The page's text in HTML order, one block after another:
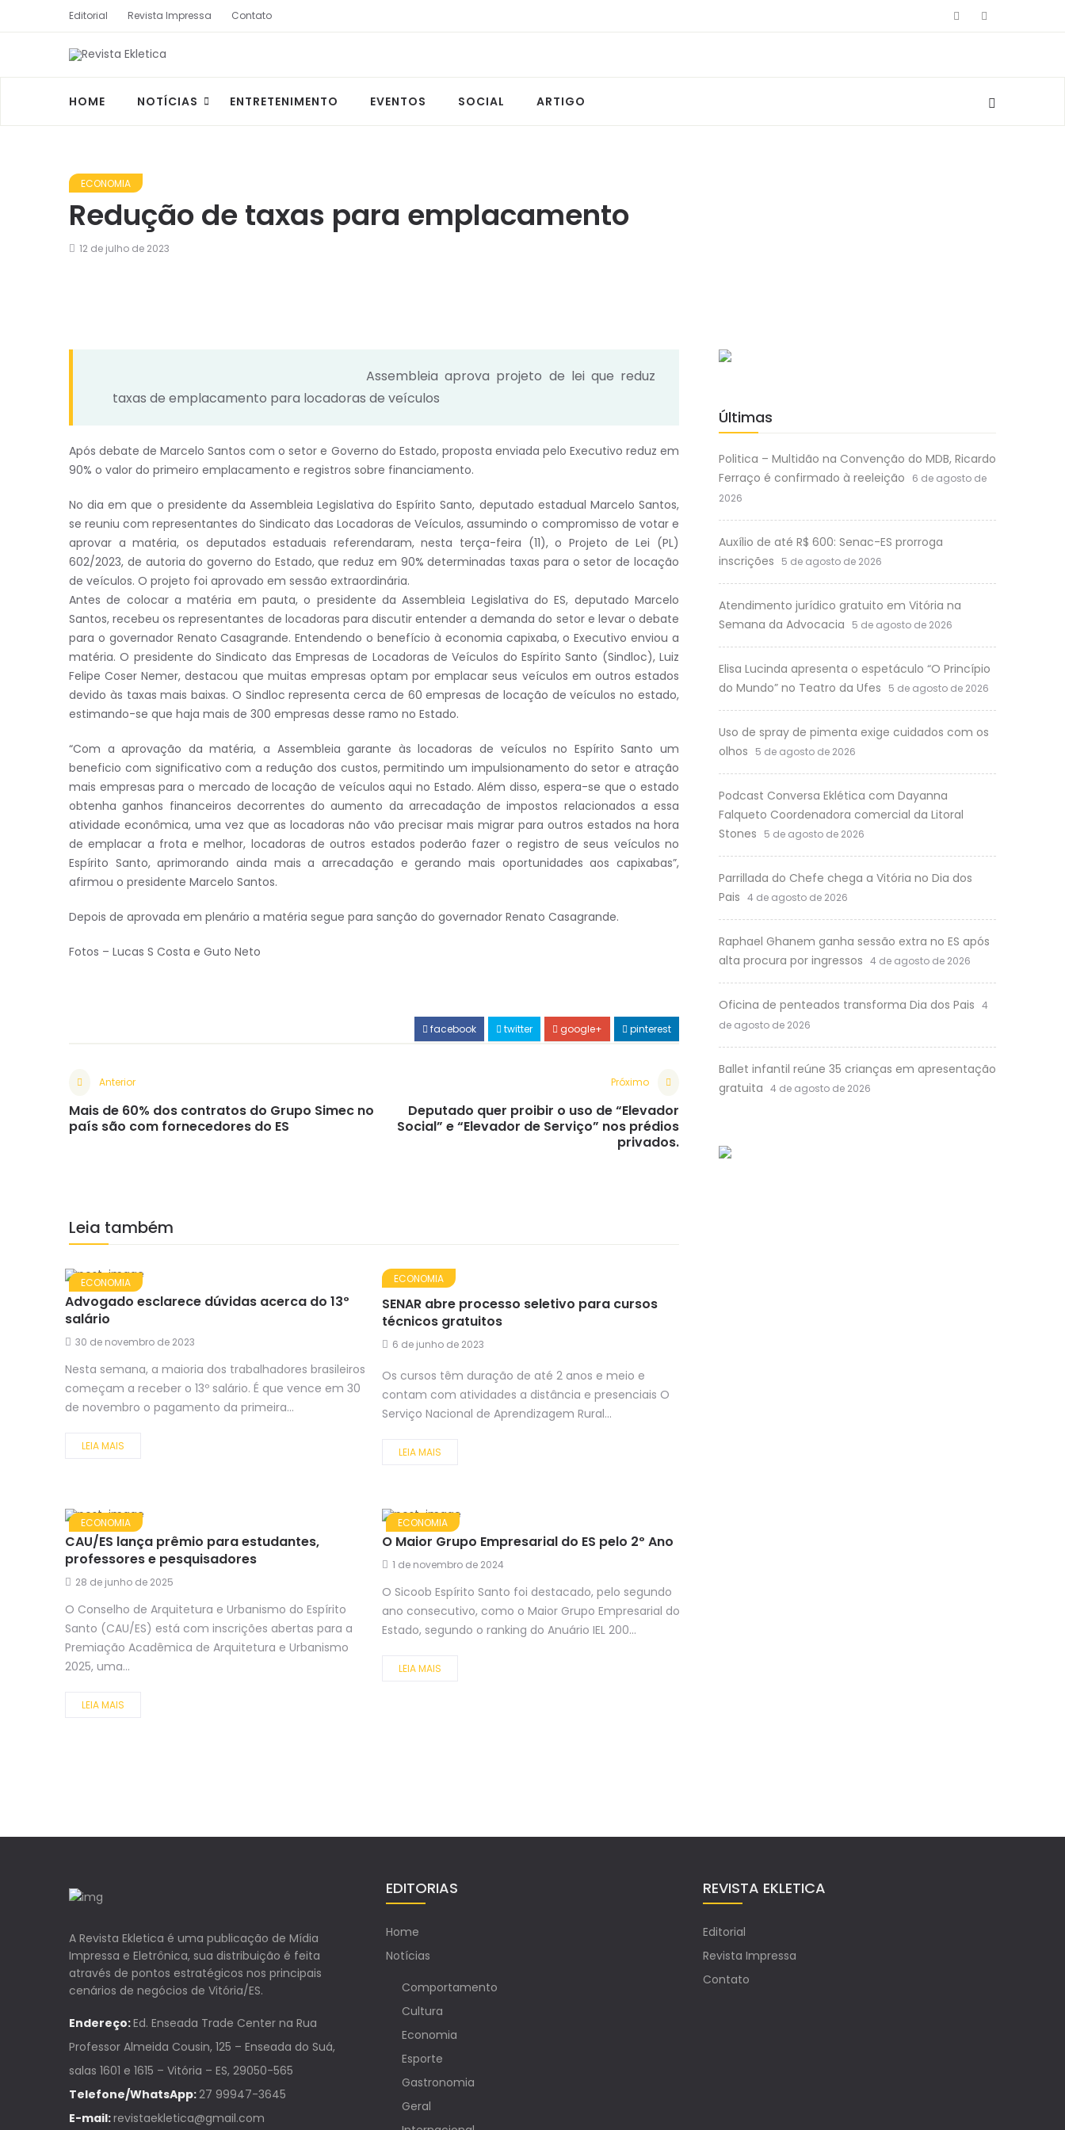
Editorial Revista Impressa Contato
HOME NOTÍCIAS ENTRETENIMENTO EVENTOS SOCIAL ARTIGO
ECONOMIA
Redução de taxas para emplacamento
12 de julho de 2023
Assembleia aprova projeto de lei que reduz
taxas de emplacamento para locadoras de veículos
Após debate de Marcelo Santos com o setor e Governo do Estado, proposta enviada pelo Executivo reduz em
90% o valor do primeiro emplacamento e registros sobre financiamento.
No dia em que o presidente da Assembleia Legislativa do Espírito Santo, deputado estadual Marcelo Santos,
se reuniu com representantes do Sindicato das Locadoras de Veículos, assumindo o compromisso de votar e
aprovar a matéria, os deputados estaduais referendaram, nesta terça-feira (11), o Projeto de Lei (PL)
602/2023, de autoria do governo do Estado, que reduz em 90% determinadas taxas para o setor de locação
de veículos. O projeto foi aprovado em sessão extraordinária.
Antes de colocar a matéria em pauta, o presidente da Assembleia Legislativa do ES, deputado Marcelo
Santos, recebeu os representantes de locadoras para discutir entender a demanda do setor e levar o debate
para o governador Renato Casagrande. Entendendo o benefício à economia capixaba, o Executivo enviou a
matéria. O presidente do Sindicato das Empresas de Locadoras de Veículos do Espírito Santo (Sindloc), Luiz
Felipe Coser Nemer, destacou que muitas empresas optam por emplacar seus veículos em outros estados
devido às taxas mais baixas. O Sindloc representa cerca de 60 empresas de locação de veículos no estado,
estimando-se que haja mais de 300 empresas desse ramo no Estado.
“Com a aprovação da matéria, a Assembleia garante às locadoras de veículos no Espírito Santo um
beneficio com significativo com a redução dos custos, permitindo um impulsionamento do setor e atração
mais empresas para o mercado de locação de veículos aqui no Estado. Além disso, espera-se que o estado
obtenha ganhos financeiros decorrentes do aumento da arrecadação de impostos relacionados a essa
atividade econômica, uma vez que as locadoras não vão precisar mais migrar para outros estados na hora
de emplacar a frota e melhor, locadoras de outros estados poderão fazer o registro de seus veículos no
Espírito Santo, aprimorando ainda mais a arrecadação e gerando mais oportunidades aos capixabas”,
afirmou o presidente Marcelo Santos.
Depois de aprovada em plenário a matéria segue para sanção do governador Renato Casagrande.
Fotos – Lucas S Costa e Guto Neto
facebook twitter google+ pinterest
Anterior
Mais de 60% dos contratos do Grupo Simec no
país são com fornecedores do ES
Próximo
Deputado quer proibir o uso de “Elevador
Social” e “Elevador de Serviço” nos prédios
privados.
Leia também
ECONOMIA
Advogado esclarece dúvidas acerca do 13º
salário
30 de novembro de 2023
Nesta semana, a maioria dos trabalhadores brasileiros
começam a receber o 13º salário. É que vence em 30
de novembro o pagamento da primeira...
LEIA MAIS
ECONOMIA
SENAR abre processo seletivo para cursos
técnicos gratuitos
6 de junho de 2023
Os cursos têm duração de até 2 anos e meio e
contam com atividades a distância e presenciais O
Serviço Nacional de Aprendizagem Rural...
LEIA MAIS
ECONOMIA
CAU/ES lança prêmio para estudantes,
professores e pesquisadores
28 de junho de 2025
O Conselho de Arquitetura e Urbanismo do Espírito
Santo (CAU/ES) está com inscrições abertas para a
Premiação Acadêmica de Arquitetura e Urbanismo
2025, uma...
LEIA MAIS
ECONOMIA
O Maior Grupo Empresarial do ES pelo 2º Ano
1 de novembro de 2024
O Sicoob Espírito Santo foi destacado, pelo segundo
ano consecutivo, como o Maior Grupo Empresarial do
Estado, segundo o ranking do Anuário IEL 200...
LEIA MAIS
Últimas
Politica – Multidão na Convenção do MDB, Ricardo
Ferraço é confirmado à reeleição
6 de agosto de
2026
Auxílio de até R$ 600: Senac-ES prorroga
inscrições
5 de agosto de 2026
Atendimento jurídico gratuito em Vitória na
Semana da Advocacia
5 de agosto de 2026
Elisa Lucinda apresenta o espetáculo “O Princípio
do Mundo” no Teatro da Ufes
5 de agosto de 2026
Uso de spray de pimenta exige cuidados com os
olhos
5 de agosto de 2026
Podcast Conversa Eklética com Dayanna
Falqueto Coordenadora comercial da Litoral
Stones
5 de agosto de 2026
Parrillada do Chefe chega a Vitória no Dia dos
Pais 4 de agosto de 2026
Raphael Ghanem ganha sessão extra no ES após
alta procura por ingressos 4 de agosto de 2026
Oficina de penteados transforma Dia dos Pais 4
de agosto de 2026
Ballet infantil reúne 35 crianças em apresentação
gratuita 4 de agosto de 2026
A Revista Ekletica é uma publicação de Mídia
Impressa e Eletrônica, sua distribuição é feita
através de pontos estratégicos nos principais
cenários de negócios de Vitória/ES.
Endereço:Ed. Enseada Trade Center na Rua
Professor Almeida Cousin, 125 – Enseada do Suá,
salas 1601 e 1615 – Vitória – ES, 29050-565
Telefone/WhatsApp:27 99947-3645
E-mail:revistaekletica@gmail.com
EDITORIAS
Home
Notícias
Comportamento
Cultura
Economia
Esporte
Gastronomia
Geral
REVISTA EKLETICA
Editorial
Revista Impressa
Contato